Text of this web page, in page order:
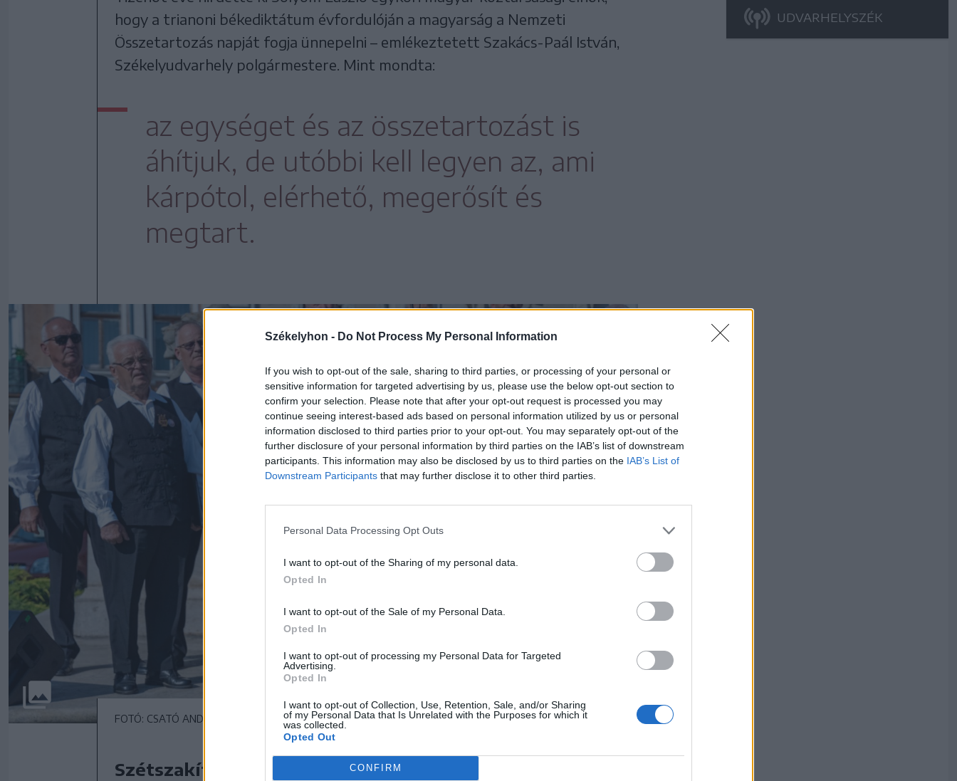
Székelyhon - Do Not Process My Personal Information
If you wish to opt-out of the sale, sharing to third parties, or processing of your personal or
sensitive information for targeted advertising by us, please use the below opt-out section to
confirm your selection. Please note that after your opt-out request is processed you may
continue seeing interest-based ads based on personal information utilized by us or personal
information disclosed to third parties prior to your opt-out. You may separately opt-out of the
further disclosure of your personal information by third parties on the IAB’s list of downstream
participants. This information may also be disclosed by us to third parties on the IAB’s List of
Downstream Participants that may further disclose it to other third parties.
Personal Data Processing Opt Outs
I want to opt-out of the Sharing of my personal data.
Opted In
I want to opt-out of the Sale of my Personal Data.
Opted In
I want to opt-out of processing my Personal Data for Targeted
Advertising.
Opted In
I want to opt-out of Collection, Use, Retention, Sale, and/or Sharing
of my Personal Data that Is Unrelated with the Purposes for which it
was collected.
Opted Out
CONFIRM
hogy a trianoni békediktátum évfordulóján a magyarság a Nemzeti
Összetartozás napját fogja ünnepelni – emlékeztetett Szakács-Paál István,
Székelyudvarhely polgármestere. Mint mondta:
az egységet és az összetartozást is
áhítjuk, de utóbbi kell legyen az, ami
kárpótol, elérhető, megerősít és
megtart.
FOTÓ: CSATÓ ANDREA
Szétszakítottságból összetartozást
UDVARHELYSZÉK